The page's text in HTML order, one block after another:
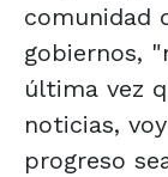
comunidad
gobiernos,
última vez
noticias,
progreso